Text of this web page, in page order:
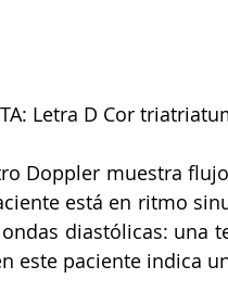
Letra D Cor
Doppler muestra
está en ritmo
ondas diastólicas: una
este paciente indica